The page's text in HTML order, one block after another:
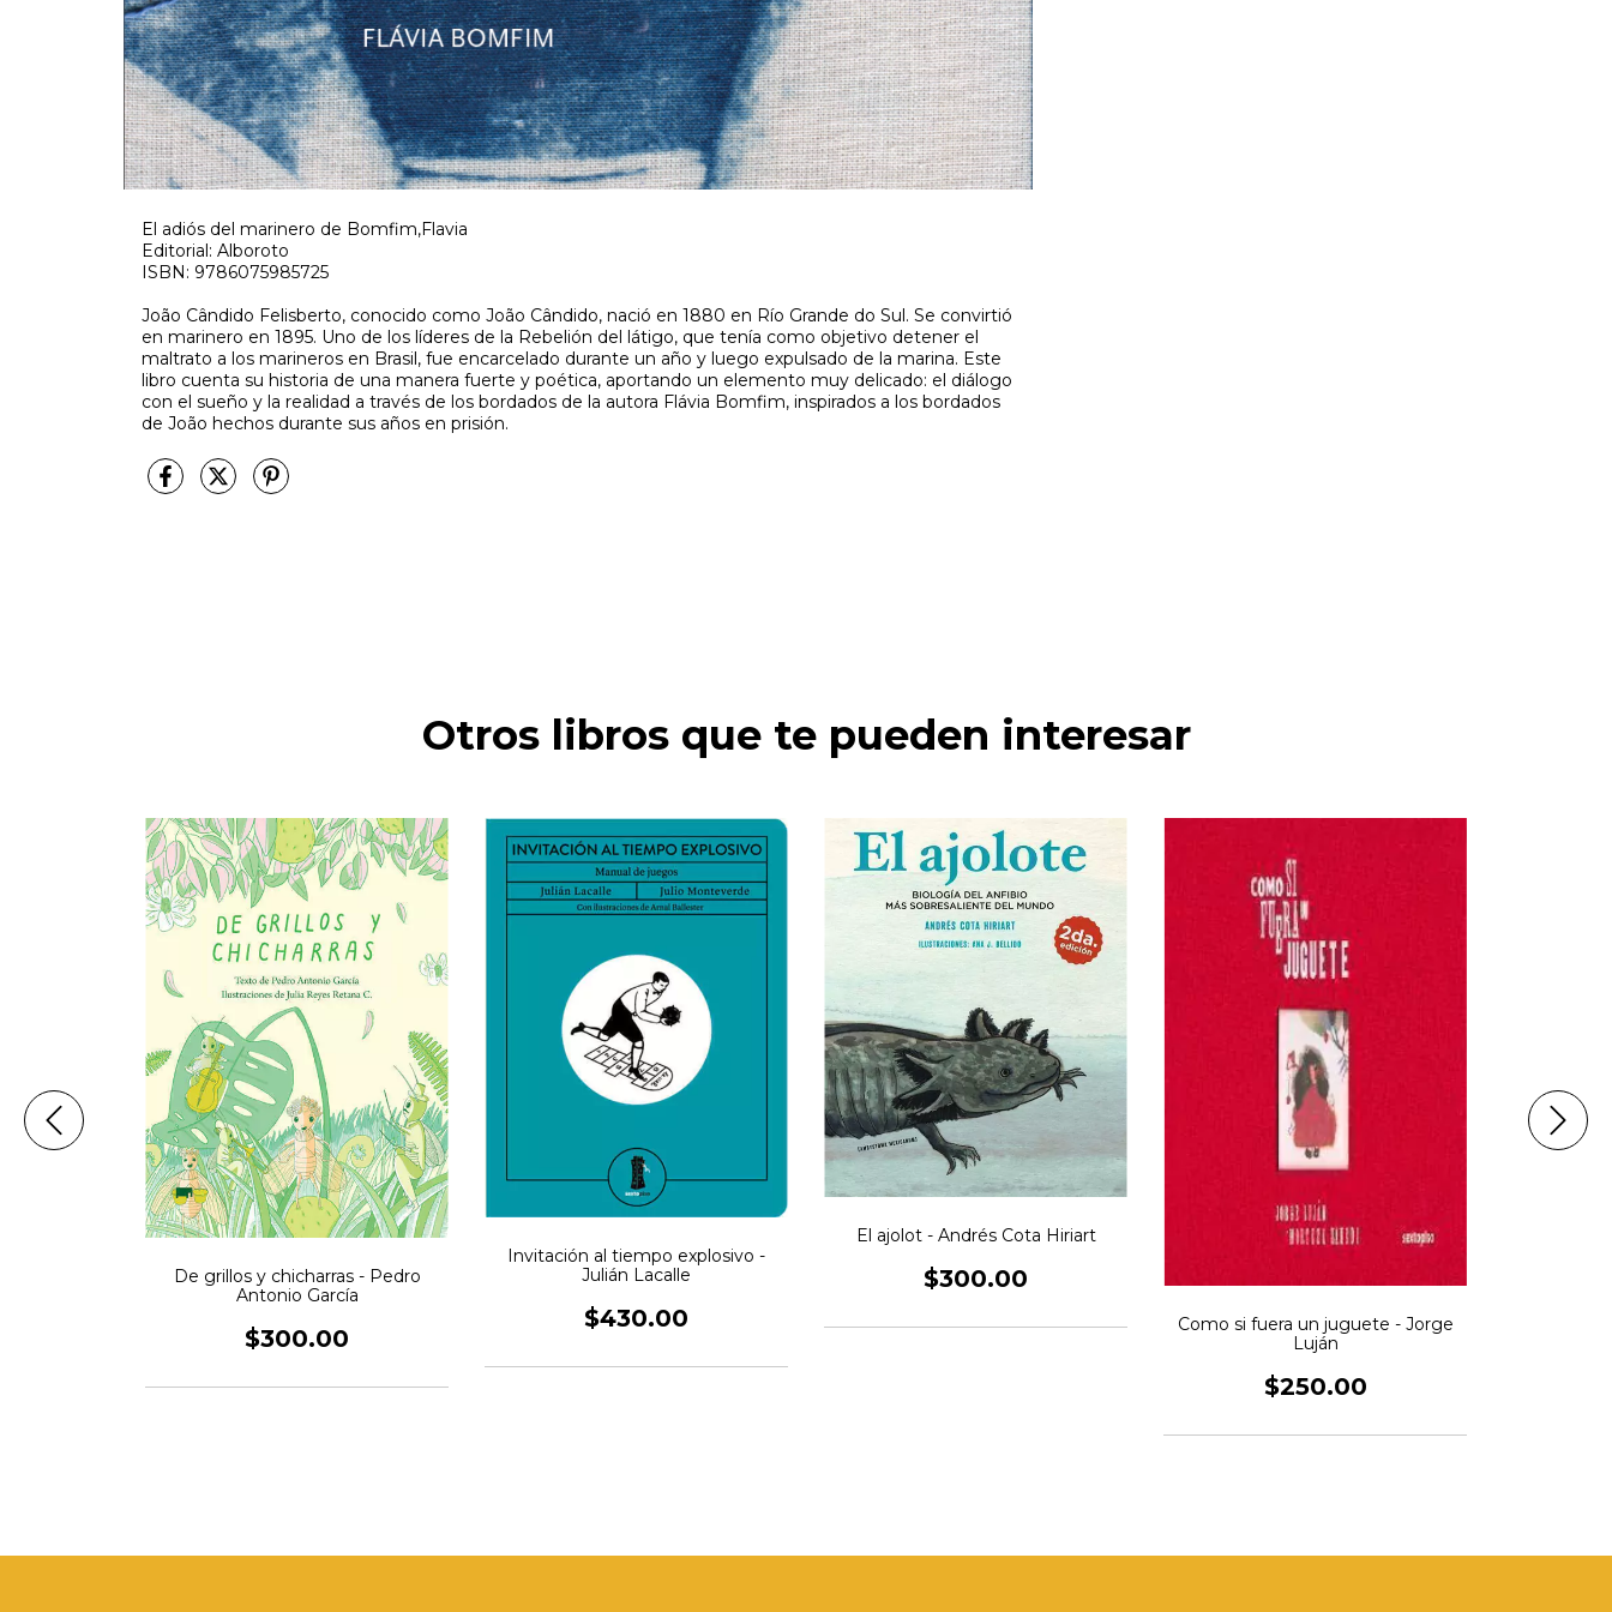
El adiós del marinero de Bomfim,Flavia
Editorial: Alboroto
ISBN: 9786075985725
João Cândido Felisberto, conocido como João Cândido, nació en 1880 en Río Grande do Sul. Se convirtió
en marinero en 1895. Uno de los líderes de la Rebelión del látigo, que tenía como objetivo detener el
maltrato a los marineros en Brasil, fue encarcelado durante un año y luego expulsado de la marina. Este
libro cuenta su historia de una manera fuerte y poética, aportando un elemento muy delicado: el diálogo
con el sueño y la realidad a través de los bordados de la autora Flávia Bomfim, inspirados a los bordados
de João hechos durante sus años en prisión.
Otros libros que te pueden interesar
De grillos y chicharras - Pedro
Antonio García
$300.00
Invitación al tiempo explosivo -
Julián Lacalle
$430.00
El ajolot - Andrés Cota Hiriart
$300.00
Como si fuera un juguete - Jorge
Luján
$250.00